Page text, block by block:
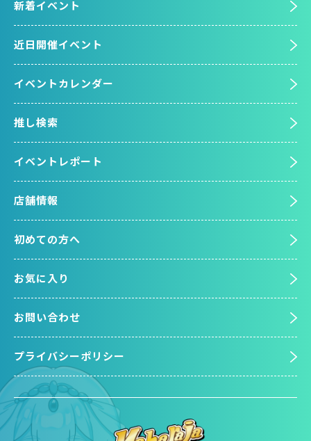
新着イベント
近日開催イベント
イベントカレンダー
推し検索
イベントレポート
店舗情報
初めての方へ
お気に入り
お問い合わせ
プライバシーポリシー